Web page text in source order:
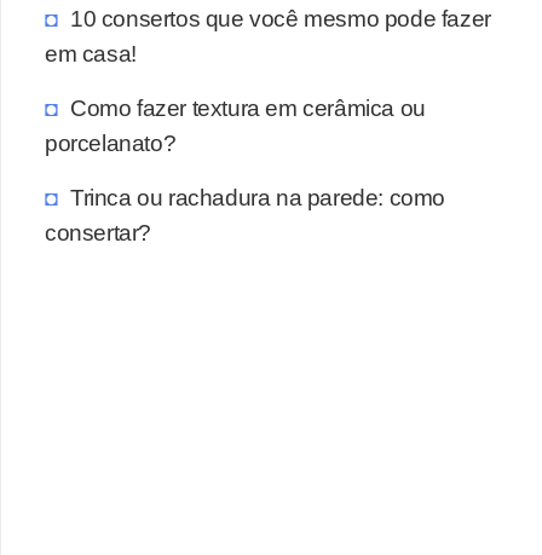
10 consertos que você mesmo pode fazer
em casa!
Como fazer textura em cerâmica ou
porcelanato?
Trinca ou rachadura na parede: como
consertar?